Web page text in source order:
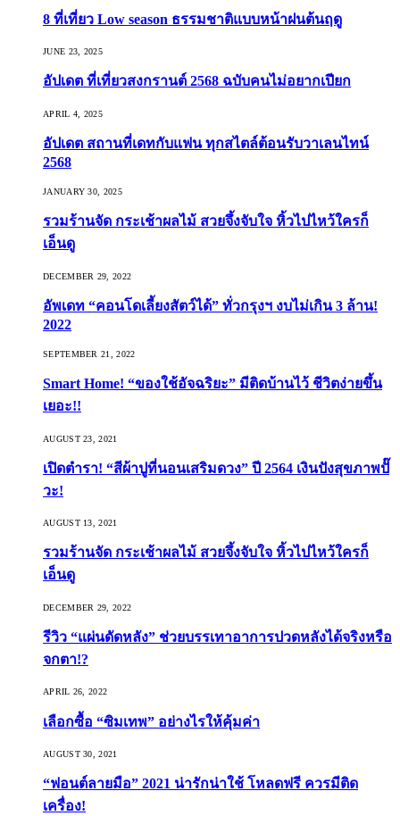
8 ที่เที่ยว Low season ธรรมชาติแบบหน้าฝนต้นฤดู️
JUNE 23, 2025
อัปเดต ที่เที่ยวสงกรานต์ 2568 ฉบับคนไม่อยากเปียก
APRIL 4, 2025
อัปเดต สถานที่เดทกับแฟน ทุกสไตล์ต้อนรับวาเลนไทน์
2568
JANUARY 30, 2025
รวมร้านจัด กระเช้าผลไม้ สวยจึ้งจับใจ หิ้วไปไหว้ใครก็
เอ็นดู
DECEMBER 29, 2022
อัพเดท “คอนโดเลี้ยงสัตว์ได้” ทั่วกรุงฯ งบไม่เกิน 3 ล้าน!
2022
SEPTEMBER 21, 2022
Smart Home! “ของใช้อัจฉริยะ” มีติดบ้านไว้ ชีวิตง่ายขึ้น
เยอะ!!
AUGUST 23, 2021
เปิดตำรา! “สีผ้าปูที่นอนเสริมดวง” ปี 2564 เงินปังสุขภาพปั๊
วะ!
AUGUST 13, 2021
รวมร้านจัด กระเช้าผลไม้ สวยจึ้งจับใจ หิ้วไปไหว้ใครก็
เอ็นดู
DECEMBER 29, 2022
รีวิว “แผ่นดัดหลัง” ช่วยบรรเทาอาการปวดหลังได้จริงหรือ
จกตา!?
APRIL 26, 2022
เลือกซื้อ “ซิมเทพ” อย่างไรให้คุ้มค่า
AUGUST 30, 2021
“ฟอนต์ลายมือ” 2021 น่ารักน่าใช้ โหลดฟรี ควรมีติด
เครื่อง!